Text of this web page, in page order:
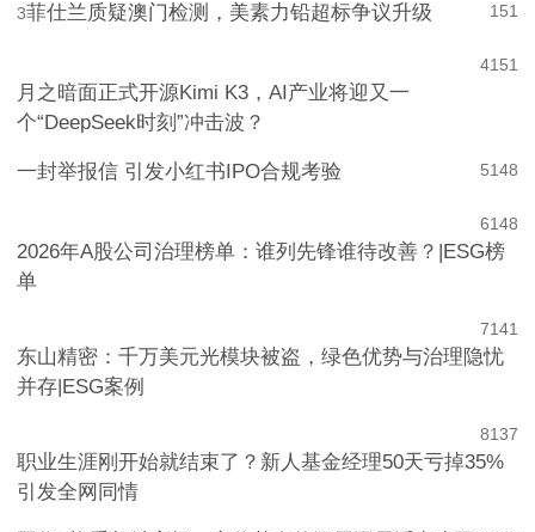
151
3菲仕兰质疑澳门检测，美素力铅超标争议升级
151
4
月之暗面正式开源Kimi K3，AI产业将迎又一
个“DeepSeek时刻”冲击波？
148
5
一封举报信 引发小红书IPO合规考验
148
6
2026年A股公司治理榜单：谁列先锋谁待改善？|ESG榜
单
141
7
东山精密：千万美元光模块被盗，绿色优势与治理隐忧
并存|ESG案例
137
8
职业生涯刚开始就结束了？新人基金经理50天亏掉35%
引发全网同情